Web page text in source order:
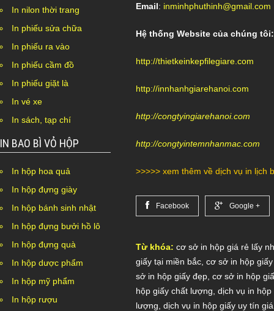
Email: inminhphuthinh@gmail.com
Hệ thống Website của chúng tôi:
http://thietkeinkepfilegiare.com
http://innhanhgiarehanoi.com
http://congtyingiarehanoi.com
http://congtyintemnhanmac.com
>>>>> xem thêm về dịch vụ in lịch
Facebook Google +
Từ khóa: cơ sở in hộp giá rẻ lấy
giấy tại miền bắc cơ sở in hộp
sở in hộp giấy đẹp cơ sở in hộp
hộp giấy chất lượng dịch vụ in
lượng dịch vụ in hộp giấy uy tín
In nilon thời trang
In phiếu sửa chữa
In phiếu ra vào
In phiếu cầm đồ
In phiếu giặt là
In vé xe
In sách, tạp chí
IN BAO BÌ VỎ HỘP
In hộp hoa quả
In hộp đựng giày
In hộp bánh sinh nhật
In hộp đựng bưởi hồ lô
In hộp đựng quà
In hộp dược phẩm
In hộp mỹ phẩm
In hộp rượu